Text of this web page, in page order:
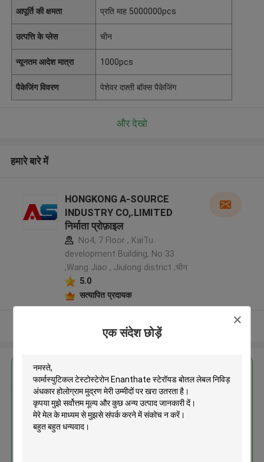
एक संदेश छोड़ें
आपूर्ति की क्षमता प्रति माह 5000000pcs
उत्पत्ति के प्लेस चीन
न्यूनतम आदेश मात्रा 1000pcs
पैकेजिंग विवरण पेशेवर दफ़्ती बॉक्स पैकेजिंग
और देखो
हमारे बारे में
HONGKONG A-SOURCE
INDUSTRY CO,.LIMITED
निर्माता प्रोफ़ाइल
No4, 7 Floor , KaiTu
development Building, No 33
,Wang Jiao , Jiulong district ,चीन
5.0
सत्यापित प्रदायक
और देखो
सबसे उत्तम प्रतिदान प्राप्त करें
फार्मास्युटिकल टेस्टोस्टेरोन Enanthate
स्टेरॉयड बोतल लेबल निविड़ अंधकार